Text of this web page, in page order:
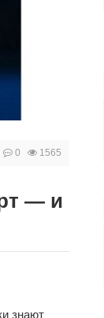
0 1565
— и
знают